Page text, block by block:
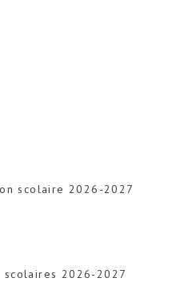
scolaire 2026-2027
2026-2027